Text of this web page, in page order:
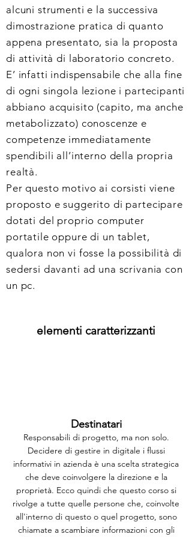
alcuni strumenti e la successiva
dimostrazione pratica di quanto
appena presentato, sia la proposta
di attività di laboratorio concreto.
E’ infatti indispensabile che alla fine
di ogni singola lezione i partecipanti
abbiano acquisito (capito, ma anche
metabolizzato) conoscenze e
competenze immediatamente
spendibili all’interno della propria
realtà.
Per questo motivo ai corsisti viene
proposto e suggerito di partecipare
dotati del proprio computer
portatile oppure di un tablet,
qualora non vi fosse la possibilità di
sedersi davanti ad una scrivania con
un pc.
elementi caratterizzanti
Destinatari
Responsabili di progetto, ma non solo.
Decidere di gestire in digitale i flussi
informativi in azienda è una scelta strategica
che deve coinvolgere la direzione e la
proprietà. Ecco quindi che questo corso si
rivolge a tutte quelle persone che, coinvolte
all'interno di questo o quel progetto, sono
chiamate a scambiare informazioni con gli